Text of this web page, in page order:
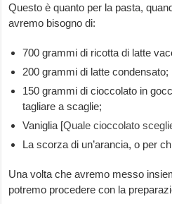
Questo è quanto per la pasta,
avremo bisogno di:
700 grammi di ricotta di latte
200 grammi di latte condensato;
150 grammi di cioccolato in
tagliare a scaglie;
Vaniglia [Quale cioccolato
La scorza di un’arancia, o per
Una volta che avremo messo
potremo procedere con la